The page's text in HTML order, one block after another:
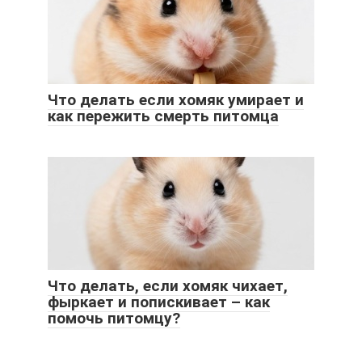
Что делать если хомяк умирает и
как пережить смерть питомца
Что делать, если хомяк чихает,
фыркает и попискивает – как
помочь питомцу?